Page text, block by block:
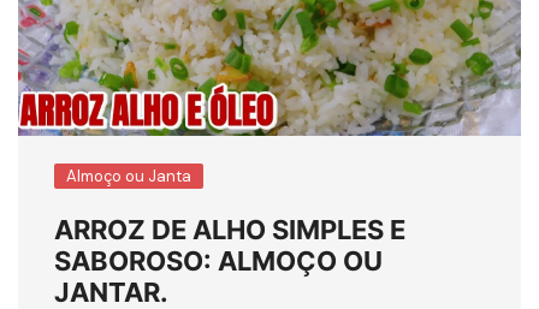
Almoço ou Janta
ARROZ DE ALHO SIMPLES E
SABOROSO: ALMOÇO OU
JANTAR.